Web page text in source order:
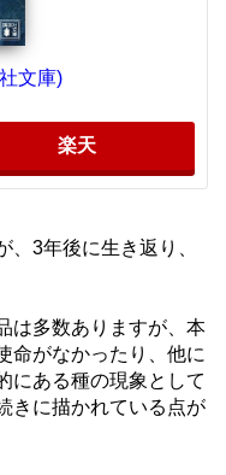
文庫)
楽天
3年後に生き返り、
は多数ありますが、本
命がなかったり、他に
にある種の現象として
きに描かれている点が